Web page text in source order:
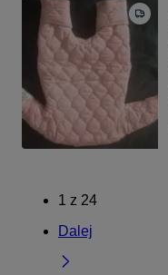
1 z 24
Dalej